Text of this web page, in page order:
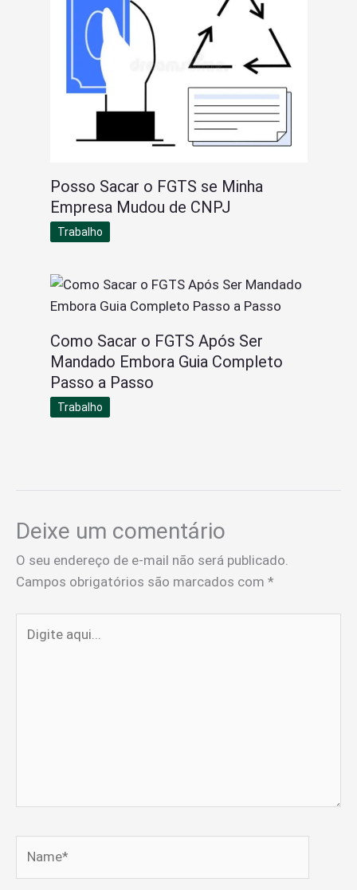
Posso Sacar o FGTS se Minha
Empresa Mudou de CNPJ
Trabalho
Como Sacar o FGTS Após Ser
Mandado Embora Guia Completo
Passo a Passo
Trabalho
Deixe um comentário
O seu endereço de e-mail não será publicado.
Campos obrigatórios são marcados com *
aqui...